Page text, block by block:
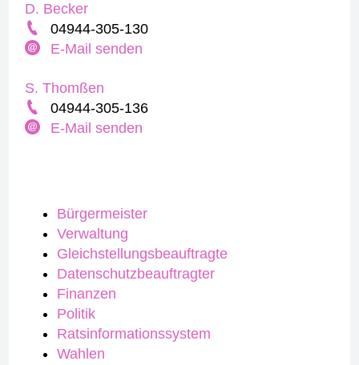
Bürgermeister
Verwaltung
Gleichstellungsbeauftragte
Datenschutzbeauftragter
Finanzen
Politik
Ratsinformationssystem
Wahlen
D. Becker
04944-305-130
E-Mail senden
S. Thomßen
04944-305-136
E-Mail senden